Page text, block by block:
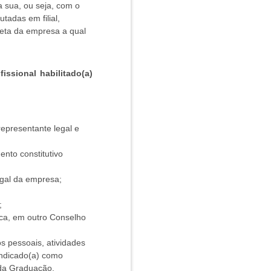
sua, ou seja, com o
em filial,
da empresa a qual
habilitado(a)
legal e
constitutivo
da empresa;
em outro Conselho
pessoais, atividades
como
Graduação,